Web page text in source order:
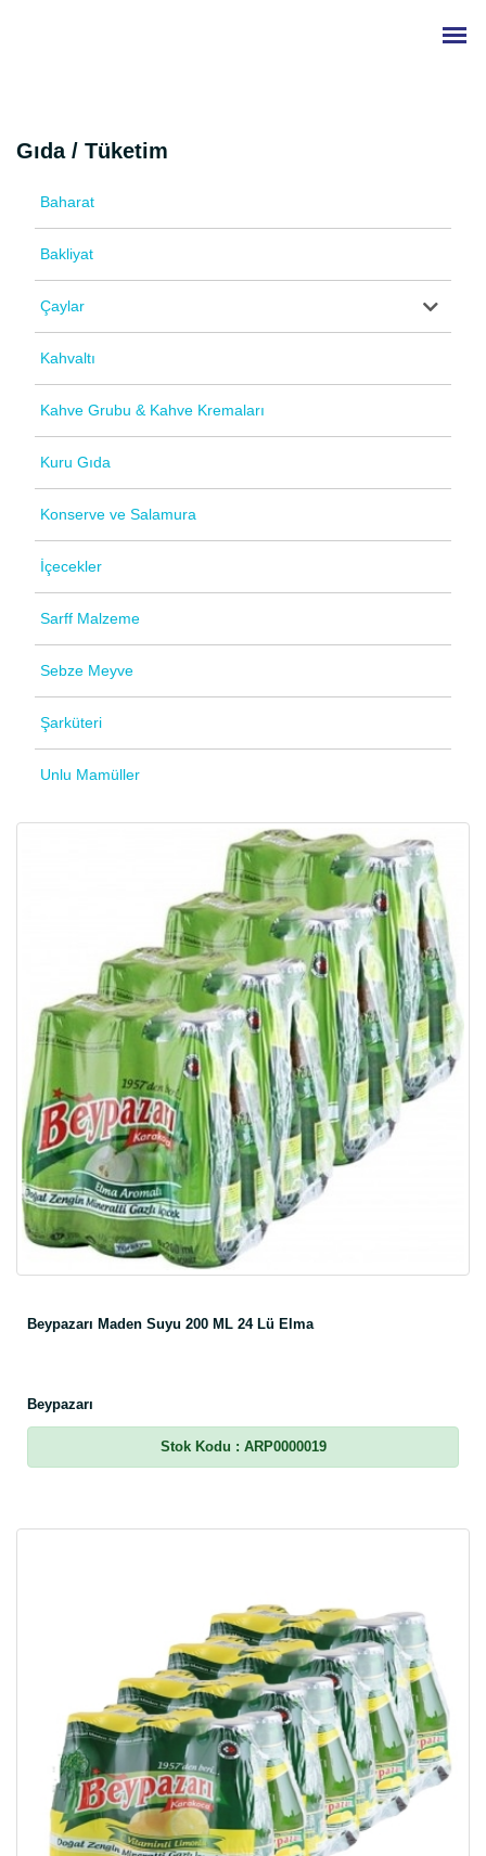
Gıda / Tüketim
Baharat
Bakliyat
Çaylar
Kahvaltı
Kahve Grubu & Kahve Kremaları
Kuru Gıda
Konserve ve Salamura
İçecekler
Sarff Malzeme
Sebze Meyve
Şarküteri
Unlu Mamüller
Beypazarı Maden Suyu 200 ML 24 Lü Elma
Beypazarı
Stok Kodu : ARP0000019